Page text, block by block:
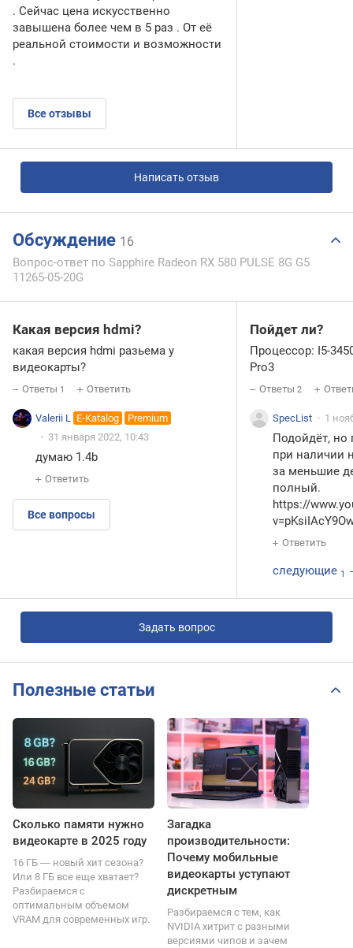
. Сейчас цена искусственно
завышена более чем в 5 раз . От её
реальной стоимости и возможности
.
Все отзывы
Написать отзыв
Обсуждение 16
Вопрос-ответ по Sapphire Radeon RX 580 PULSE 8G G5
11265-05-20G
Какая версия hdmi?
какая версия hdmi разьема у
видеокарты?
Ответы 1 Ответить
Valerii L E-Katalog
Premium
31 января 2022, 10:43
думаю 1.4b
Ответить
Все вопросы
Пойдет ли?
Процессор: I5-
Pro3
Ответы 2
SpecList 1
Подойдёт, но
при наличии
за меньшие
полный.
https://
Ответить
следующие 1
Задать вопрос
Полезные статьи
Сколько памяти нужно
видеокарте в 2025 году
16 ГБ ― новый хит сезона?
Или 8 ГБ все еще хватает?
Разбираемся с
оптимальным объемом
VRAM для современных игр.
Загадка
производительности:
Почему мобильные
видеокарты уступают
дискретным
Разбираемся с тем, как
NVIDIA хитрит с разными
версиями чипов и зачем